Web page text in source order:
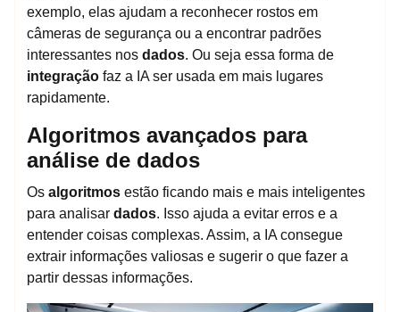
exemplo, elas ajudam a reconhecer rostos em
câmeras de segurança ou a encontrar padrões
interessantes nos dados. Ou seja essa forma de
integração faz a IA ser usada em mais lugares
rapidamente.
Algoritmos avançados para
análise de dados
Os algoritmos estão ficando mais e mais inteligentes
para analisar dados. Isso ajuda a evitar erros e a
entender coisas complexas. Assim, a IA consegue
extrair informações valiosas e sugerir o que fazer a
partir dessas informações.